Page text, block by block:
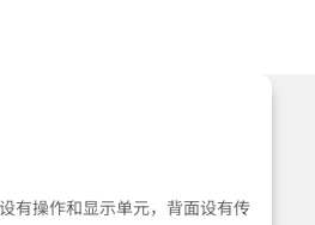
有操作和显示单元，背面设有传